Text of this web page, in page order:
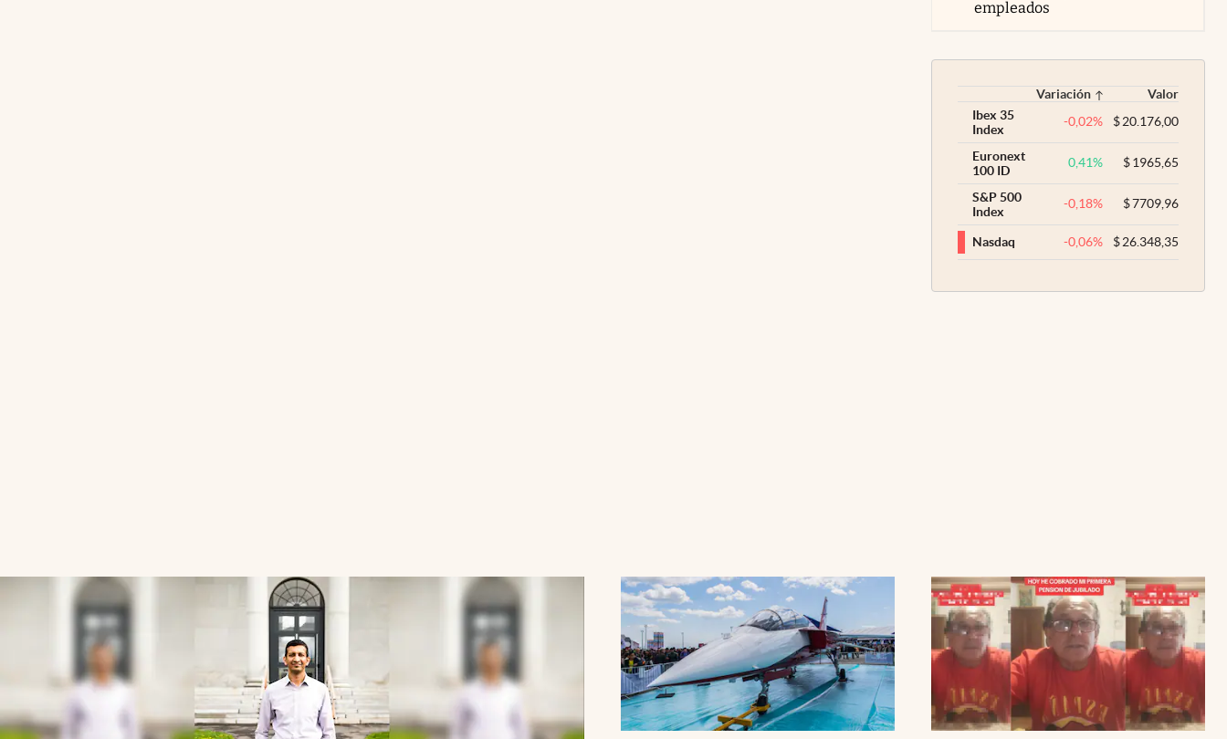
empleados
Variación
Valor
Ibex 35
Index
-0,02% $20.176,00
Euronext
100 ID
0,41% $1965,65
S&P 500
Index
-0,18% $7709,96
Nasdaq -0,06% $26.348,35